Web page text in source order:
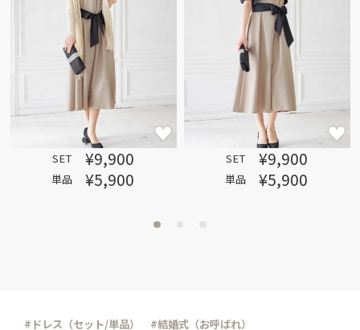
SET ¥9,900
単品 ¥5,900
SET ¥9,900
単品 ¥5,900
#ドレス（セット/単品）
#結婚式（お呼ばれ）